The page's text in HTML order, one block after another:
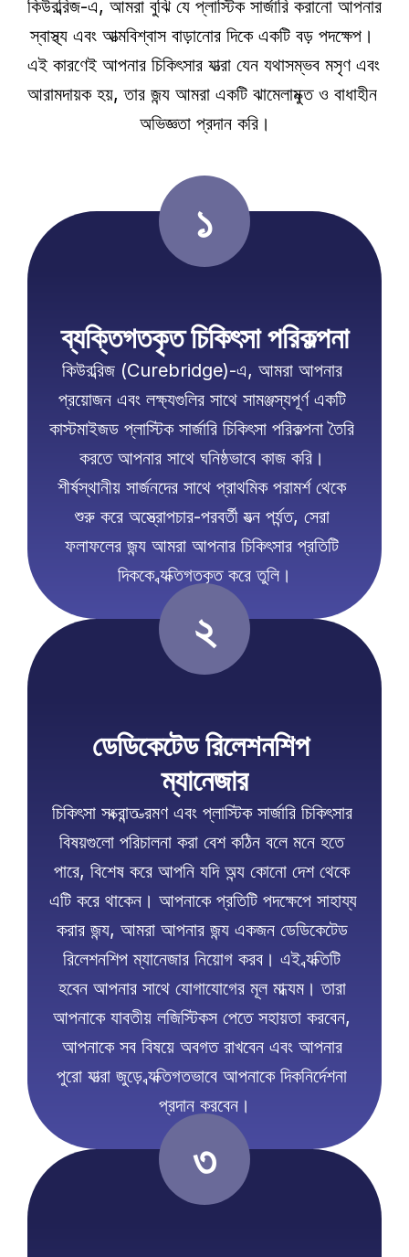
কিউরব্রিজ-এ, আমরা বুঝি যে প্লাস্টিক সার্জারি করানো আপনার
স্বাস্থ্য এবং আত্মবিশ্বাস বাড়ানোর দিকে একটি বড় পদক্ষেপ।
এই কারণেই আপনার চিকিৎসার যাত্রা যেন যথাসম্ভব মসৃণ এবং
আরামদায়ক হয়, তার জন্য আমরা একটি ঝামেলামুক্ত ও বাধাহীন
অভিজ্ঞতা প্রদান করি।
১
ব্যক্তিগতকৃত চিকিৎসা পরিকল্পনা
কিউরব্রিজ (Curebridge)-এ, আমরা আপনার
প্রয়োজন এবং লক্ষ্যগুলির সাথে সামঞ্জস্যপূর্ণ একটি
কাস্টমাইজড প্লাস্টিক সার্জারি চিকিৎসা পরিকল্পনা তৈরি
করতে আপনার সাথে ঘনিষ্ঠভাবে কাজ করি।
শীর্ষস্থানীয় সার্জনদের সাথে প্রাথমিক পরামর্শ থেকে
শুরু করে অস্ত্রোপচার-পরবর্তী যত্ন পর্যন্ত, সেরা
ফলাফলের জন্য আমরা আপনার চিকিৎসার প্রতিটি
দিককে ব্যক্তিগতকৃত করে তুলি।
২
ডেডিকেটেড রিলেশনশিপ
ম্যানেজার
চিকিৎসা সংক্রান্ত ভ্রমণ এবং প্লাস্টিক সার্জারি চিকিৎসার
বিষয়গুলো পরিচালনা করা বেশ কঠিন বলে মনে হতে
পারে, বিশেষ করে আপনি যদি অন্য কোনো দেশ থেকে
এটি করে থাকেন। আপনাকে প্রতিটি পদক্ষেপে সাহায্য
করার জন্য, আমরা আপনার জন্য একজন ডেডিকেটেড
রিলেশনশিপ ম্যানেজার নিয়োগ করব। এই ব্যক্তিটি
হবেন আপনার সাথে যোগাযোগের মূল মাধ্যম। তারা
আপনাকে যাবতীয় লজিস্টিকস পেতে সহায়তা করবেন,
আপনাকে সব বিষয়ে অবগত রাখবেন এবং আপনার
পুরো যাত্রা জুড়ে ব্যক্তিগতভাবে আপনাকে দিকনির্দেশনা
প্রদান করবেন।
৩